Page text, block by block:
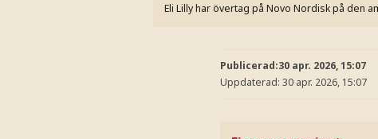
Eli Lilly har övertag på Novo Nordisk på den
Publicerad:30 apr. 2026, 15:07
Uppdaterad: 30 apr. 2026, 15:07